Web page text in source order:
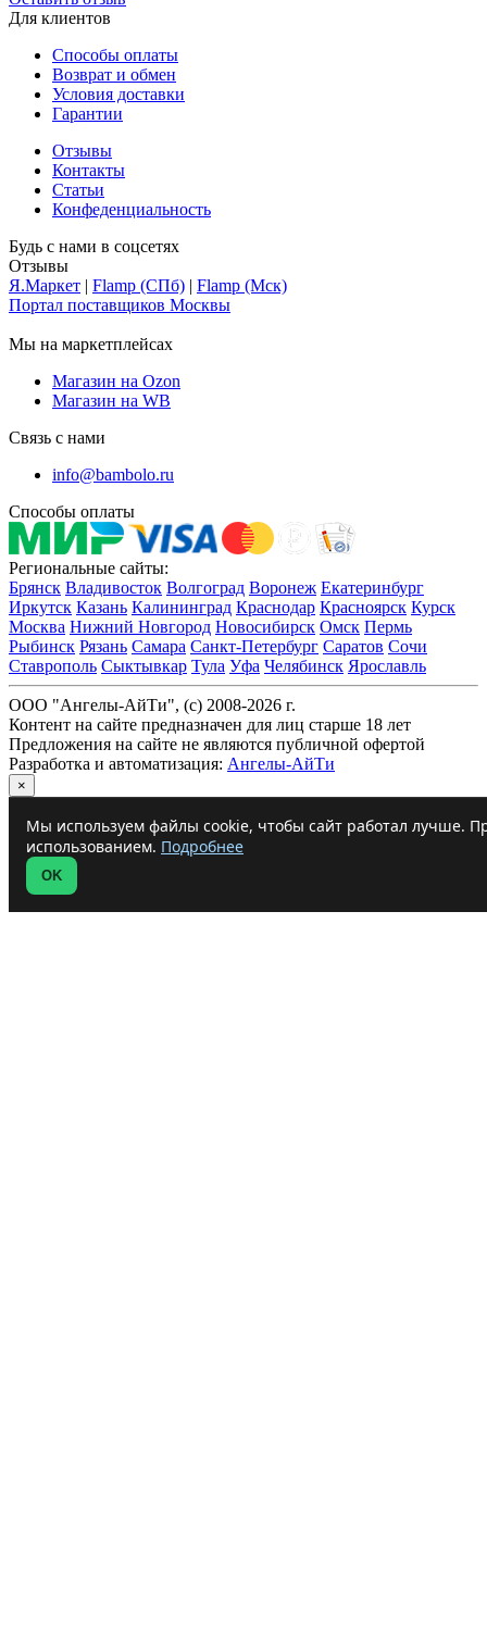
Для клиентов
Способы оплаты
Возврат и обмен
Условия доставки
Гарантии
Отзывы
Контакты
Статьи
Конфеденциальность
Будь с нами в соцсетях
Отзывы
Я.Маркет | Flamp (СПб) | Flamp (Мск)
Портал поставщиков Москвы
Мы на маркетплейсах
Магазин на Ozon
Магазин на WB
Связь с нами
info@bambolo.ru
Способы оплаты
Региональные сайты:
Брянск Владивосток Волгоград Воронеж Екатеринбург
Иркутск Казань Калининград Краснодар Красноярск Курск
Москва Нижний Новгород Новосибирск Омск Пермь
Рыбинск Рязань Самара Санкт-Петербург Саратов Сочи
Ставрополь Сыктывкар Тула Уфа Челябинск Ярославль
ООО "Ангелы-АйТи", (c) 2008-2026 г.
Контент на сайте предназначен для лиц старше 18 лет
Предложения на сайте не являются публичной офертой
Разработка и автоматизация: Ангелы-АйТи
×
Мы используем файлы cookie, чтобы сайт работал лучше.
использованием. Подробнее
OK